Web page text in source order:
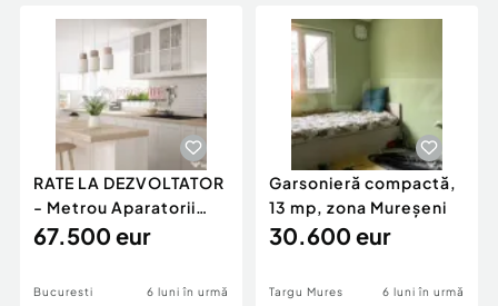
Servicii
Animale de companie
Afaceri și echipamente profesionale
Inchiriere Bunuri si Vehicule
Utilaje agricole si industriale
Piese auto si accesorii
Dacia Duster
RATE LA DEZVOLTATOR
- Metrou Aparatorii
Patriei -
67.500 eur
Bucuresti 6 luni în urmă
Garsonieră compactă,
13 mp, zona Mureșeni
30.600 eur
Targu Mures 6 luni în urmă